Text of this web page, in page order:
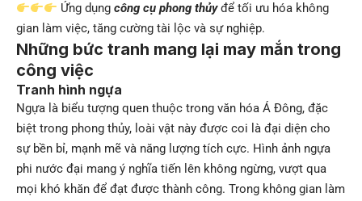
Ứng dụngcông cụ phong thủyđể tối ưu hóa không
gian làm việc, tăng cường tài lộc và sự nghiệp.
Những bức tranh mang lại may mắn trong
công việc
Tranh hình ngựa
Ngựa là biểu tượng quen thuộc trong văn hóa Á Đông, đặc
biệt trong phong thủy, loài vật này được coi là đại diện cho
sự bền bỉ, mạnh mẽ và năng lượng tích cực. Hình ảnh ngựa
phi nước đại mang ý nghĩa tiến lên không ngừng, vượt qua
mọi khó khăn để đạt được thành công. Trong không gian làm